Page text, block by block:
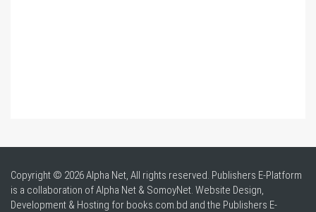
Copyright © 2026 Alpha Net, All rights reserved. Publishers E-Platform
is a collaboration of Alpha Net & SomoyNet. Website Design,
Development & Hosting for books.com.bd and the Publishers E-